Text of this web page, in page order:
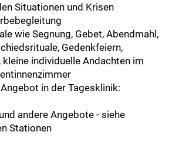
Situationen und Krisen
wie Segnung, Gebet, Abendmahl,
Gedenkfeiern,
kleine individuelle Andachten im
in der Tagesklinik:
andere Angebote - siehe
Stationen